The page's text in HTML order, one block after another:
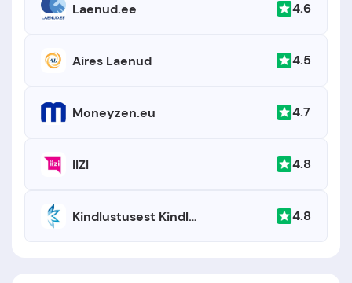
Laenud.ee 4.6
Aires Laenud 4.5
Moneyzen.eu 4.7
IIZI 4.8
Kindlustusest Kindlustusmaakler 4.8